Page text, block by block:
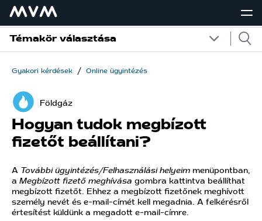
Témakör választása
Gyakori kérdések / Online ügyintézés
Földgáz
Hogyan tudok megbízott
fizetőt beállítani?
A További ügyintézés/Felhasználási helyeim menüpontban,
a Megbízott fizető meghívása gombra kattintva beállíthat
megbízott fizetőt. Ehhez a megbízott fizetőnek meghívott
személy nevét és e-mail-címét kell megadnia. A felkérésről
értesítést küldünk a megadott e-mail-címre.